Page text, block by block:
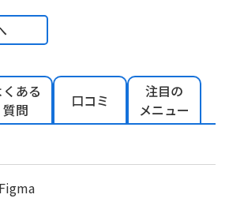
くある
質問
口コミ
注目の
メニュー
Figma